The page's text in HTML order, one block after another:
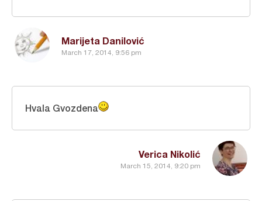
Marijeta Danilović
March 17, 2014, 9:56 pm
Verica Nikolić
March 15, 2014, 9:20 pm
Hvala Gvozdena